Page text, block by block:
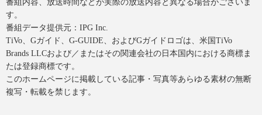
番組内容、放送時間などが実際の放送内容と異なる場合がございま
す。
番組データ提供元：IPG Inc.
TiVo、Gガイド、G-GUIDE、およびGガイドロゴは、米国TiVo
Brands LLCおよび／またはその関連会社の日本国内における商標ま
たは登録商標です。
このホームページに掲載している記事・写真等あらゆる素材の無断
複写・転載を禁じます。